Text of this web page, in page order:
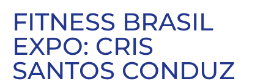
FITNESS BRASIL
EXPO: CRIS
SANTOS CONDUZ